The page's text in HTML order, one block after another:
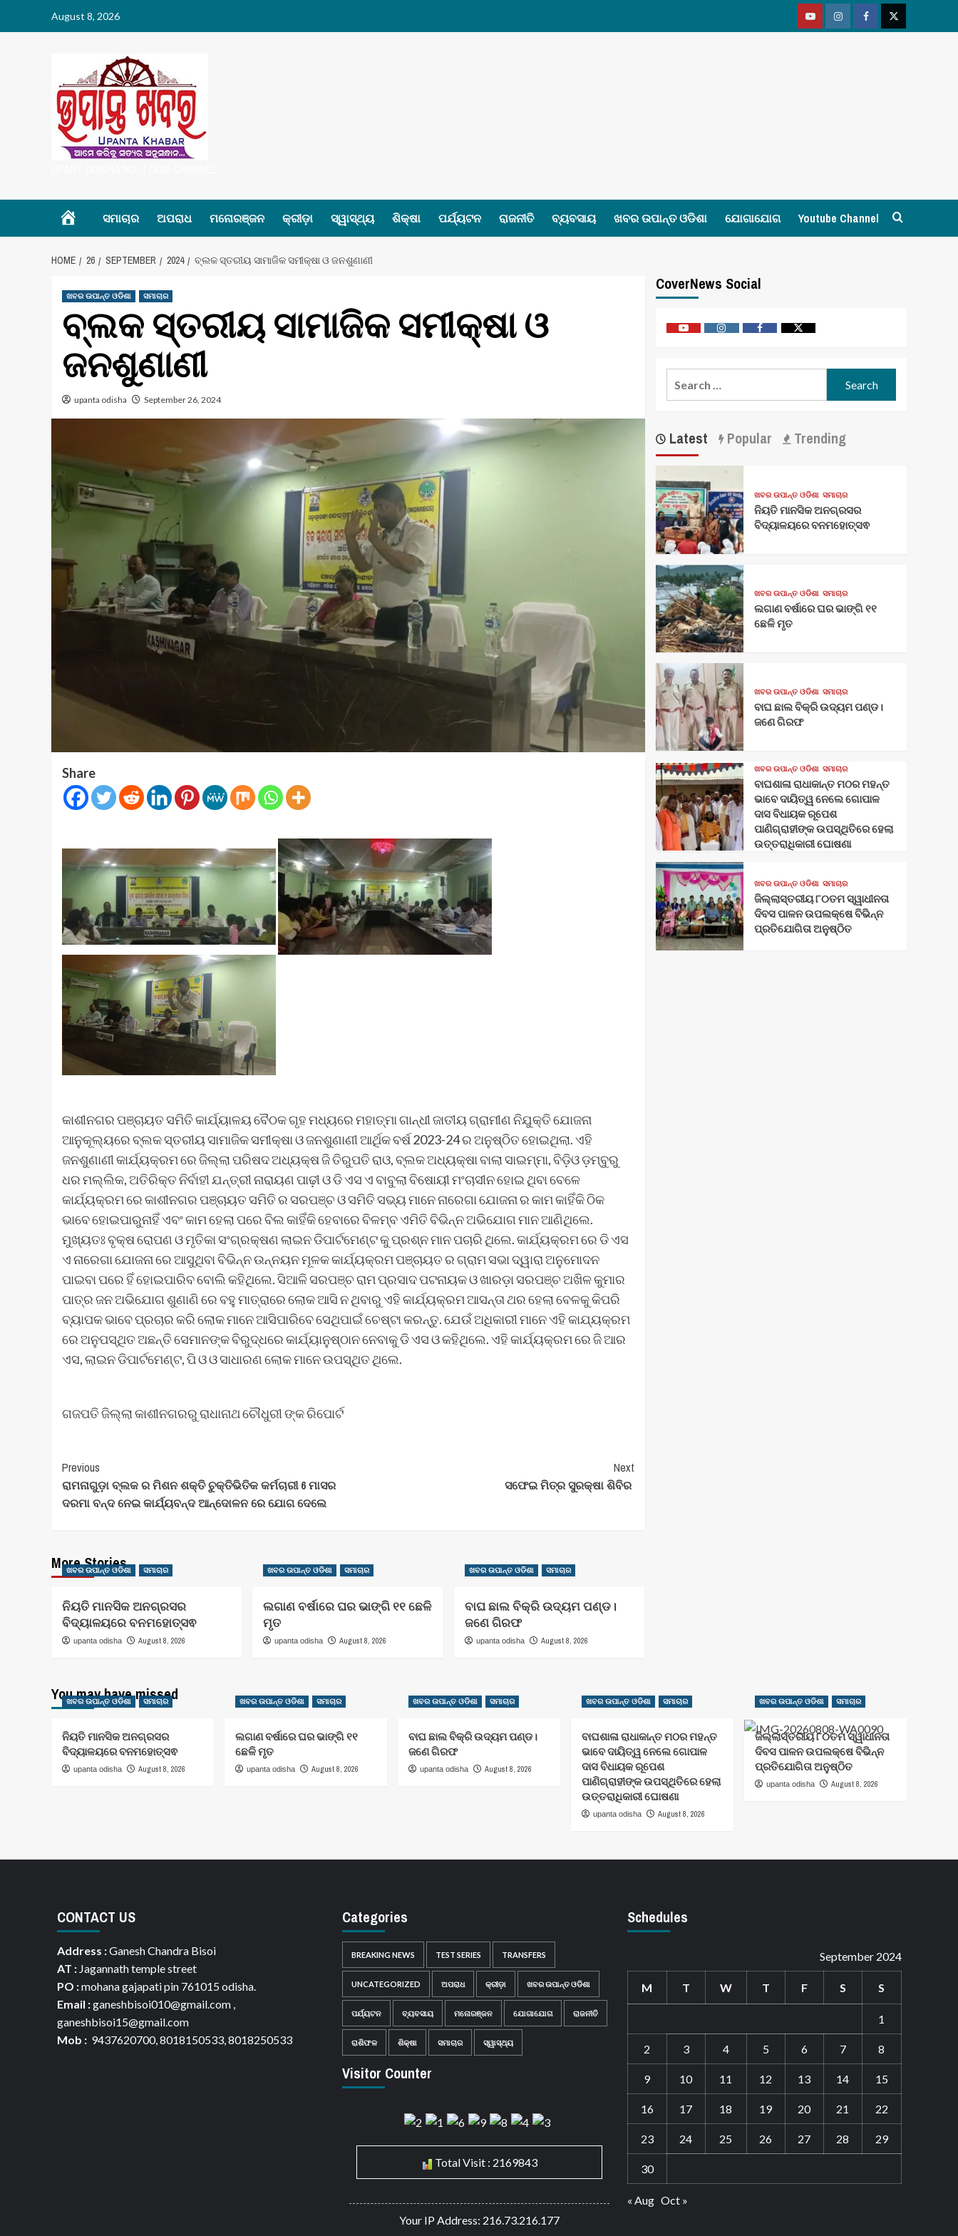
August 8, 2026
YoutubeVimeoFacebookTwitter
Homeସମାଚାର ଅପରାଧ ମନୋରଞ୍ଜନ କ୍ରୀଡ଼ା ସ୍ୱାସ୍ଥ୍ୟ ଶିକ୍ଷା ପର୍ଯ୍ୟଟନ ରାଜନୀତି ବ୍ୟବସାୟ ଖବର ଉପାନ୍ତ ଓଡିଶା ଯୋଗାଯୋଗ Youtube Channel
HOME 26 SEPTEMBER 2024 ବ୍ଲକ ସ୍ତରୀୟ ସାମାଜିକ ସମୀକ୍ଷା ଓ ଜନଶୁଣାଣୀ
ଖବର ଉପାନ୍ତ ଓଡିଶା ସମାଚାର
ବ୍ଲକ ସ୍ତରୀୟ ସାମାଜିକ ସମୀକ୍ଷା ଓ
ଜନଶୁଣାଣୀ
upanta odisha September 26, 2024
Share
କାଶୀନଗର ପଞ୍ଚାୟତ ସମିତି କାର୍ଯ୍ୟାଳୟ ବୈଠକ ଗୃହ ମଧ୍ୟରେ ମହାତ୍ମା ଗାନ୍ଧୀ ଜାତୀୟ ଗ୍ରାମୀଣ ନିଯୁକ୍ତି ଯୋଜନା
ଆନୁକୂଲ୍ୟରେ ବ୍ଲକ ସ୍ତରୀୟ ସାମାଜିକ ସମୀକ୍ଷା ଓ ଜନଶୁଣାଣୀ ଆର୍ଥିକ ବର୍ଷ 2023-24 ର ଅନୁଷ୍ଠିତ ହୋଇଥିଲା. ଏହି
ଜନଶୁଣାଣୀ କାର୍ଯ୍ୟକ୍ରମ ରେ ଜିଲ୍ଲା ପରିଷଦ ଅଧ୍ୟକ୍ଷ ଜି ତିରୁପତି ରାଓ, ବ୍ଲକ ଅଧ୍ୟକ୍ଷା ବାଲା ସାଇମ୍ମା, ବିଡ଼ିଓ ଡ଼ମ୍ବୁରୁ
ଧର ମଲ୍ଲିକ, ଅତିରିକ୍ତ ନିର୍ବାହୀ ଯନ୍ତ୍ରୀ ନାରାୟଣ ପାଢ଼ୀ ଓ ଡି ଏସ ଏ ବାବୁଲା ବିଷୋୟୀ ମଂଚାସୀନ ହୋଇ ଥିବା ବେଳେ
କାର୍ଯ୍ୟକ୍ରମ ରେ କାଶୀନଗର ପଞ୍ଚାୟତ ସମିତି ର ସରପଞ୍ଚ ଓ ସମିତି ସଭ୍ୟ ମାନେ ନାରେଗା ଯୋଜନା ର କାମ କାହିଁକି ଠିକ
ଭାବେ ହୋଇପାରୁନାହିଁ ଏବଂ କାମ ହେଲା ପରେ ବିଲ କାହିଁକି ହେବାରେ ବିଳମ୍ବ ଏମିତି ବିଭିନ୍ନ ଅଭିଯୋଗ ମାନ ଆଣିଥିଲେ.
ମୁଖ୍ୟତଃ ବୃକ୍ଷ ରୋପଣ ଓ ମୃତିକା ସଂଗ୍ରକ୍ଷଣ ଲାଇନ ଡିପାର୍ଟମେଣ୍ଟ କୁ ପ୍ରଶ୍ନ ମାନ ପଚାରି ଥିଲେ. କାର୍ଯ୍ୟକ୍ରମ ରେ ଡି ଏସ
ଏ ନାରେଗା ଯୋଜନା ରେ ଆସୁଥିବା ବିଭିନ୍ନ ଉନ୍ନୟନ ମୂଳକ କାର୍ଯ୍ୟକ୍ରମ ପଞ୍ଚାୟତ ର ଗ୍ରାମ ସଭା ଦ୍ୱାରା ଅନୁମୋଦନ
ପାଇବା ପରେ ହିଁ ହୋଇପାରିବ ବୋଲି କହିଥିଲେ. ସିଆଳି ସରପଞ୍ଚ ରାମ ପ୍ରସାଦ ପଟନାୟକ ଓ ଖାରଡ଼ା ସରପଞ୍ଚ ଅଖିଳ କୁମାର
ପାତ୍ର ଜନ ଅଭିଯୋଗ ଶୁଣାଣି ରେ ବହୁ ମାତ୍ରାରେ ଲୋକ ଆସି ନ ଥିବାରୁ ଏହି କାର୍ଯ୍ୟକ୍ରମ ଆସନ୍ତା ଥର ହେଲା ବେଳକୁ କିପରି
ବ୍ୟାପକ ଭାବେ ପ୍ରଚାର କରି ଲୋକ ମାନେ ଆସିପାରିବେ ସେଥିପାଇଁ ଚେଷ୍ଟା କରନ୍ତୁ. ଯେଉଁ ଅଧିକାରୀ ମାନେ ଏହି କାଯ୍ୟକ୍ରମ
ରେ ଅନୁପସ୍ଥିତ ଅଛନ୍ତି ସେମାନଙ୍କ ବିରୁଦ୍ଧରେ କାର୍ଯ୍ୟାନୁଷ୍ଠାନ ନେବାକୁ ଡି ଏସ ଓ କହିଥିଲେ. ଏହି କାର୍ଯ୍ୟକ୍ରମ ରେ ଜି ଆର
ଏସ, ଲାଇନ ଡିପାର୍ଟମେଣ୍ଟ, ପି ଓ ଓ ସାଧାରଣ ଲୋକ ମାନେ ଉପସ୍ଥିତ ଥିଲେ.
ଗଜପତି ଜିଲ୍ଲା କାଶୀନଗରରୁ ରାଧାନାଥ ଚୌଧୁରୀ ଙ୍କ ରିପୋର୍ଟ
Post
Navigation
Previous
ରାମନାଗୁଡ଼ା ବ୍ଲକ ର ମିଶନ ଶକ୍ତି ଚୁକ୍ତିଭିତିକ କର୍ମଚାରୀ 6 ମାସର
ଦରମା ବନ୍ଦ ନେଇ କାର୍ଯ୍ୟବନ୍ଦ ଆନ୍ଦୋଳନ ରେ ଯୋଗ ଦେଲେ
Next
ସଫେଇ ମିତ୍ର ସୁରକ୍ଷା ଶିବିର
More Stories
ଖବର ଉପାନ୍ତ ଓଡିଶା ସମାଚାର
ନିୟତି ମାନସିକ ଅନଗ୍ରସର
ବିଦ୍ୟାଳୟରେ ବନମହୋତ୍ସଵ
upanta odisha August 8, 2026
ଖବର ଉପାନ୍ତ ଓଡିଶା ସମାଚାର
ଲଗାଣ ବର୍ଷାରେ ଘର ଭାଙ୍ଗି ୧୧ ଛେଳି
ମୃତ
upanta odisha August 8, 2026
ଖବର ଉପାନ୍ତ ଓଡିଶା ସମାଚାର
ବାଘ ଛାଲ ବିକ୍ରି ଉଦ୍ୟମ ପଣ୍ଡ।
ଜଣେ ଗିରଫ
upanta odisha August 8, 2026
CoverNews Social
YoutubeVimeo FacebookTwitter
Latest Popular Trending
ଖବର ଉପାନ୍ତ ଓଡିଶା ସମାଚାର
ନିୟତି ମାନସିକ ଅନଗ୍ରସର
ବିଦ୍ୟାଳୟରେ ବନମହୋତ୍ସଵ
ଖବର ଉପାନ୍ତ ଓଡିଶା ସମାଚାର
ଲଗାଣ ବର୍ଷାରେ ଘର ଭାଙ୍ଗି ୧୧
ଛେଳି ମୃତ
ଖବର ଉପାନ୍ତ ଓଡିଶା ସମାଚାର
ବାଘ ଛାଲ ବିକ୍ରି ଉଦ୍ୟମ ପଣ୍ଡ।
ଜଣେ ଗିରଫ
ଖବର ଉପାନ୍ତ ଓଡିଶା ସମାଚାର
ବାଘଶାଳା ରାଧାକାନ୍ତ ମଠର ମହନ୍ତ
ଭାବେ ଦାୟିତ୍ୱ ନେଲେ ଗୋପାଳ
ଦାସ ବିଧାୟକ ରୂପେଶ
ପାଣିଗ୍ରାହୀଙ୍କ ଉପସ୍ଥିତିରେ ହେଲା
ଉତ୍ତରାଧିକାରୀ ଘୋଷଣା
ଖବର ଉପାନ୍ତ ଓଡିଶା ସମାଚାର
ଜିଲ୍ଲାସ୍ତରୀୟ ୮୦ତମ ସ୍ୱାଧୀନତା
ଦିବସ ପାଳନ ଉପଲକ୍ଷେ ବିଭିନ୍ନ
ପ୍ରତିଯୋଗିତା ଅନୁଷ୍ଠିତ
You may have missed
ଖବର ଉପାନ୍ତ ଓଡିଶା ସମାଚାର
ନିୟତି ମାନସିକ ଅନଗ୍ରସର
ବିଦ୍ୟାଳୟରେ ବନମହୋତ୍ସଵ
upanta odisha August 8, 2026
ଖବର ଉପାନ୍ତ ଓଡିଶା ସମାଚାର
ଲଗାଣ ବର୍ଷାରେ ଘର ଭାଙ୍ଗି ୧୧
ଛେଳି ମୃତ
upanta odisha August 8, 2026
ଖବର ଉପାନ୍ତ ଓଡିଶା ସମାଚାର
ବାଘ ଛାଲ ବିକ୍ରି ଉଦ୍ୟମ ପଣ୍ଡ।
ଜଣେ ଗିରଫ
upanta odisha August 8, 2026
ଖବର ଉପାନ୍ତ ଓଡିଶା ସମାଚାର
ବାଘଶାଳା ରାଧାକାନ୍ତ ମଠର ମହନ୍ତ
ଭାବେ ଦାୟିତ୍ୱ ନେଲେ ଗୋପାଳ
ଦାସ ବିଧାୟକ ରୂପେଶ
ପାଣିଗ୍ରାହୀଙ୍କ ଉପସ୍ଥିତିରେ ହେଲା
ଉତ୍ତରାଧିକାରୀ ଘୋଷଣା
upanta odisha August 8, 2026
ଖବର ଉପାନ୍ତ ଓଡିଶା ସମାଚାର
ଜିଲ୍ଲାସ୍ତରୀୟ ୮୦ତମ ସ୍ୱାଧୀନତା
ଦିବସ ପାଳନ ଉପଲକ୍ଷେ ବିଭିନ୍ନ
ପ୍ରତିଯୋଗିତା ଅନୁଷ୍ଠିତ
upanta odisha August 8, 2026
CONTACT US
Address :Ganesh Chandra Bisoi
AT :Jagannath temple street
PO :mohana gajapati pin 761015 odisha.
Email :ganeshbisoi010@gmail.com ,
ganeshbisoi15@gmail.com
Mob :9437620700, 8018150533, 8018250533
Categories
BREAKING NEWS TEST SERIES TRANSFERS
UNCATEGORIZED ଅପରାଧ କ୍ରୀଡ଼ା ଖବର ଉପାନ୍ତ ଓଡିଶା
ପର୍ଯ୍ୟଟନ ବ୍ୟବସାୟ ମନୋରଞ୍ଜନ ଯୋଗାଯୋଗ ରାଜନୀତି
ରାଶିଫଳ ଶିକ୍ଷା ସମାଚାର ସ୍ୱାସ୍ଥ୍ୟ
Visitor Counter
Total Visit : 2169843
Your IP Address: 216.73.216.177
Schedules
September 2024
M T W T F S S
1
2 3 4 5 6 7 8
9 10 11 12 13 14 15
16 17 18 19 20 21 22
23 24 25 26 27 28 29
30
« Aug Oct »